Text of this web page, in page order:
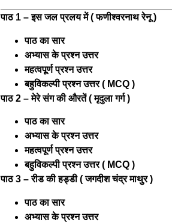
पाठ 1 – इस जल प्रलय में ( फणीश्वरनाथ रेनू )
पाठ का सार
अभ्यास के प्रश्न उत्तर
महत्वपूर्ण प्रश्न उत्तर
बहुविकल्पी प्रश्न उत्तर ( MCQ )
पाठ 2 – मेरे संग की औरतें ( मृदुला गर्ग )
पाठ का सार
अभ्यास के प्रश्न उत्तर
महत्वपूर्ण प्रश्न उत्तर
बहुविकल्पी प्रश्न उत्तर ( MCQ )
पाठ 3 – रीड की हड्डी ( जगदीश चंद्र माथुर )
पाठ का सार
अभ्यास के प्रश्न उत्तर